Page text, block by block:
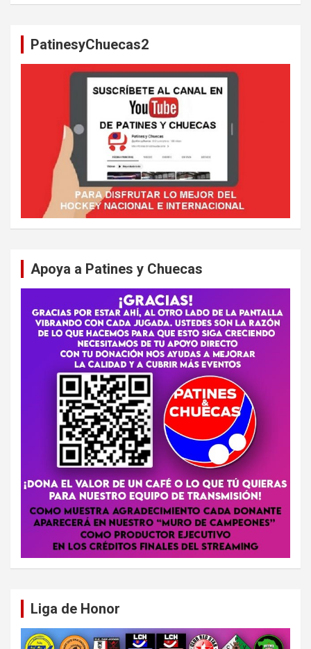
PatinesyChuecas2
Apoya a Patines y Chuecas
Liga de Honor